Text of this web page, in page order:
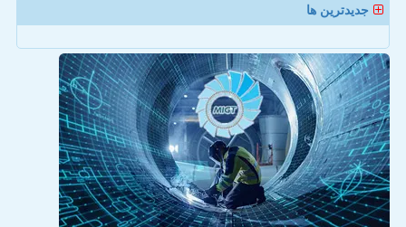
جدیدترین ها